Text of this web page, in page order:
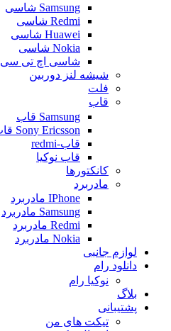
Samsung شاسی
Redmi شاسی
Huawei شاسی
Nokia شاسی
شاسی اچ تی سی
شیشه لنز دوربین
فلت
قاب
Samsung قاب
Sony Ericsson قاب
قاب-redmi
قاب نوکیا
کانکتورها
مادربرد
IPhone مادربرد
Samsung مادربرد
Redmi مادربرد
Nokia مادربرد
لوازم جانبی
دانلود رام
نوکیا رام
بلاگ
پشتیبانی
تیکت های من